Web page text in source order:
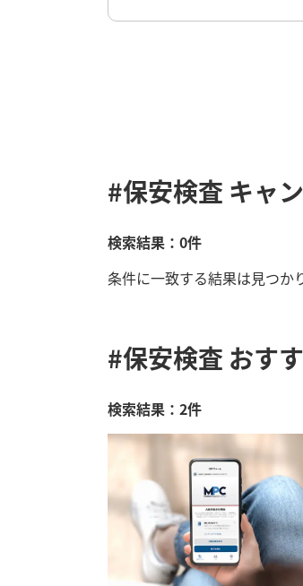
#保安検査 キャ
検索結果：0件
条件に一致する結果は見つか
#保安検査 おす
検索結果：2件